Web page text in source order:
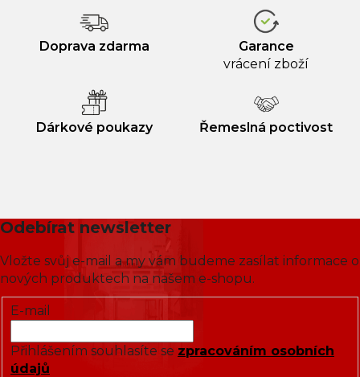
Doprava zdarma
Garance
vrácení zboží
Dárkové poukazy Řemeslná poctivost
Odebírat newsletter
Vložte svůj e-mail a my vám budeme zasílat informace o
nových produktech na našem e-shopu.
E-mail
Přihlášením souhlasíte se zpracováním osobních
údajů